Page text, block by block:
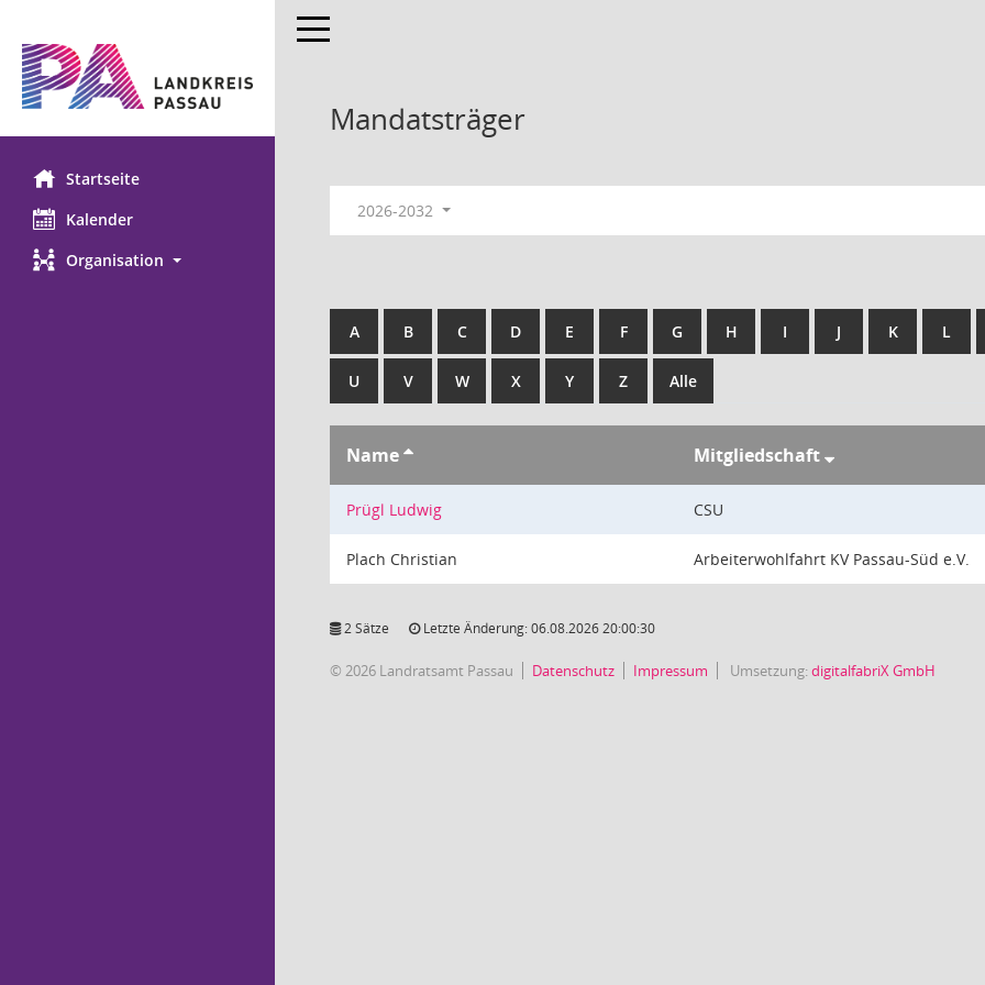
Startseite
Kalender
Organisation
Toggle navigation
Mandatsträger
2026-2032
A B C D E F G H I J K L
U V W X Y Z Alle
Name Mitgliedschaft
Prügl Ludwig CSU
Plach Christian Arbeiterwohlfahrt KV Passau-Süd e.V.
2 Sätze Letzte Änderung: 06.08.2026 20:00:30
© 2026 Landratsamt Passau Datenschutz Impressum Umsetzung:digitalfabriX GmbH